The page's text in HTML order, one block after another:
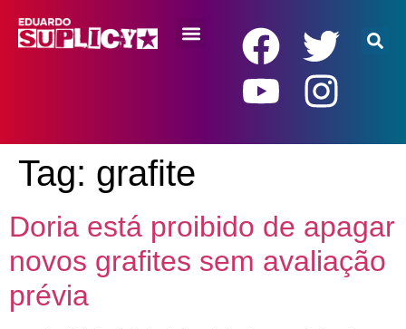
Tag: grafite
Doria está proibido de apagar
novos grafites sem avaliação
prévia